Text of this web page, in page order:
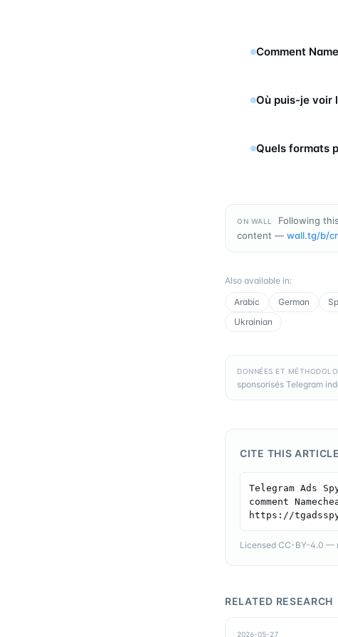
Comment
Où puis-je voir
Quels formats
ON WALL
Following
content — wall.tg/b/
Also available in:
Arabic
German
Ukrainian
DONNÉES ET
sponsorisés Telegram
CITE THIS ARTICLE
Telegram Ads
comment
https://
Licensed CC-BY-4.0 —
RELATED RESEARCH
2026-05-27